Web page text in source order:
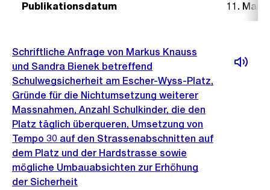
Publikationsdatum 11. Mai
Schriftliche Anfrage von Markus Knauss
und Sandra Bienek betreffend
Schulwegsicherheit am Escher-Wyss-Platz,
Gründe für die Nichtumsetzung weiterer
Massnahmen, Anzahl Schulkinder, die den
Platz täglich überqueren, Umsetzung von
Tempo 30 auf den Strassenabschnitten auf
dem Platz und der Hardstrasse sowie
mögliche Umbauabsichten zur Erhöhung
der Sicherheit